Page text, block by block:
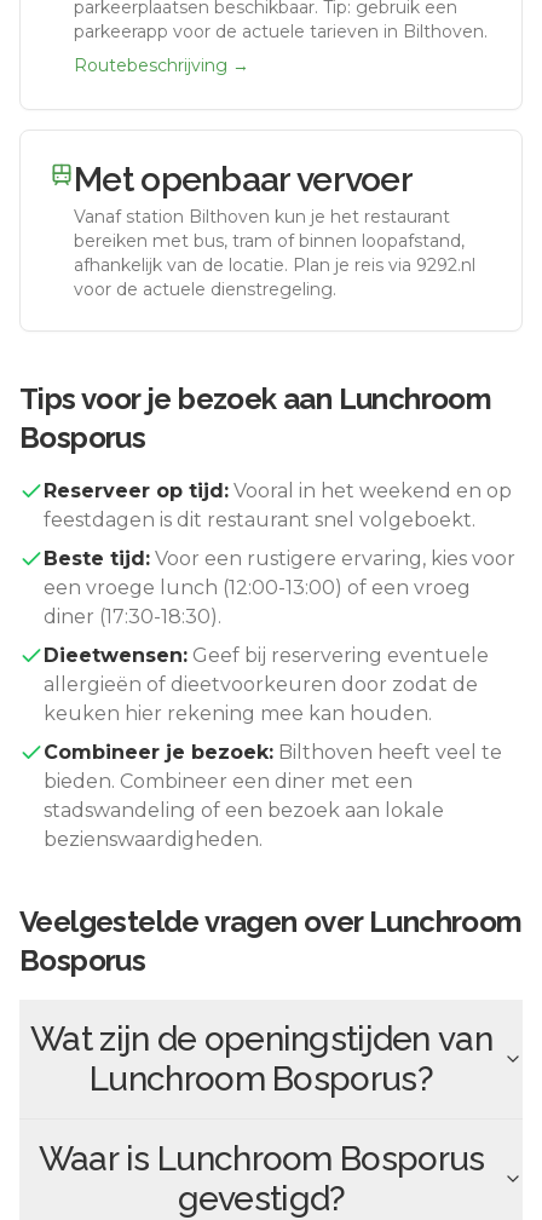
parkeerplaatsen beschikbaar. Tip: gebruik een
parkeerapp voor de actuele tarieven in Bilthoven.
Routebeschrijving →
Met openbaar vervoer
Vanaf station Bilthoven kun je het restaurant
bereiken met bus, tram of binnen loopafstand,
afhankelijk van de locatie. Plan je reis via 9292.nl
voor de actuele dienstregeling.
Tips voor je bezoek aan Lunchroom
Bosporus
Reserveer op tijd: Vooral in het weekend en op
feestdagen is dit restaurant snel volgeboekt.
Beste tijd: Voor een rustigere ervaring, kies voor
een vroege lunch (12:00-13:00) of een vroeg
diner (17:30-18:30).
Dieetwensen: Geef bij reservering eventuele
allergieën of dieetvoorkeuren door zodat de
keuken hier rekening mee kan houden.
Combineer je bezoek: Bilthoven heeft veel te
bieden. Combineer een diner met een
stadswandeling of een bezoek aan lokale
bezienswaardigheden.
Veelgestelde vragen over Lunchroom
Bosporus
Wat zijn de openingstijden van
Lunchroom Bosporus?
Waar is Lunchroom Bosporus
gevestigd?